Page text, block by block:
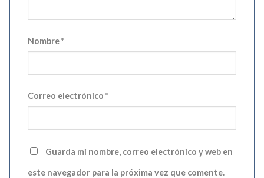
Nombre*
Correo electrónico *
Guarda mi nombre, correo electrónico y web en
este navegador para la próxima vez que comente.